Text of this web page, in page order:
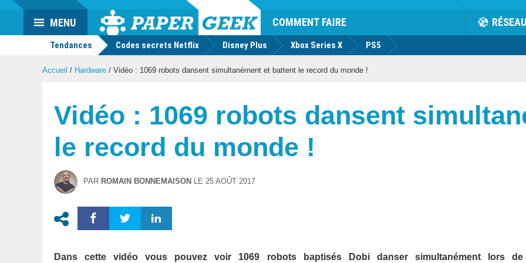
Actu
geek
COMMENT FAIRE RÉSEAU
MENU
Tendances Codes secrets Netflix Disney Plus Xbox Series X PS5
Accueil / Hardware / Vidéo : 1069 robots dansent simultanément et battent le record du monde !
Vidéo : 1069 robots dansent
le record du monde !
PAR ROMAIN BONNEMAISON LE 25 AOÛT 2017
Dans cette vidéo vous pouvez voir 1069 robots baptisés Dobi danser simultanément lors